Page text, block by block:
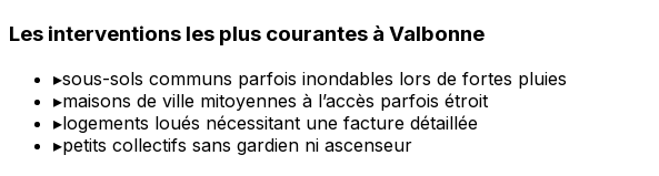
Les interventions les plus courantes à Valbonne
▸sous-sols communs parfois inondables lors de fortes pluies
▸maisons de ville mitoyennes à l’accès parfois étroit
▸logements loués nécessitant une facture détaillée
▸petits collectifs sans gardien ni ascenseur